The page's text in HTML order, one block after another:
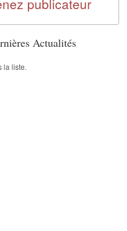
publicateur
Actualités
la liste.